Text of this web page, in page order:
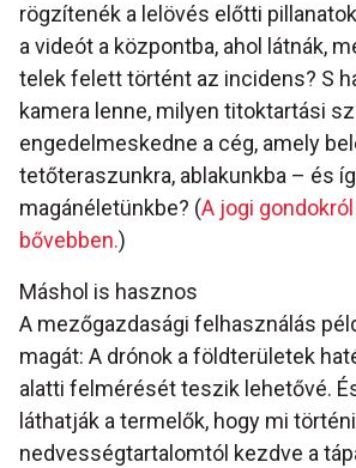
rögzítenék a lelövés előtti
a videót a központba, ahol látnák,
telek felett történt az incidens? S
kamera lenne, milyen titoktartási
engedelmeskedne a cég, amely
tetőteraszunkra, ablakunkba – és
magánéletünkbe? (A jogi
bővebben.)
Máshol is hasznos
A mezőgazdasági felhasználás
magát: A drónok a földterületek
alatti felmérését teszik lehetővé.
láthatják a termelők, hogy mi
nedvességtartalomtól kezdve a